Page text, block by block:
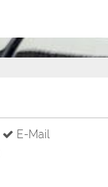
E-Mail